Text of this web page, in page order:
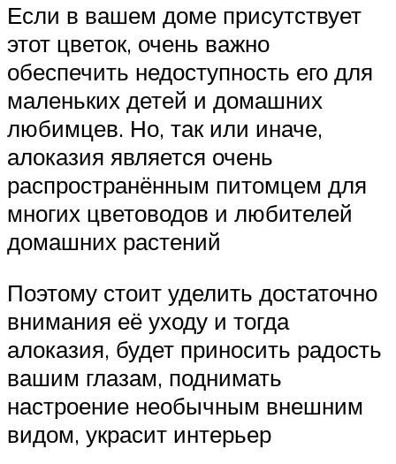
Если в вашем доме присутствует
этот цветок, очень важно
обеспечить недоступность его для
маленьких детей и домашних
любимцев. Но, так или иначе,
алоказия является очень
распространённым питомцем для
многих цветоводов и любителей
домашних растений
Поэтому стоит уделить достаточно
внимания её уходу и тогда
алоказия, будет приносить радость
вашим глазам, поднимать
настроение необычным внешним
видом, украсит интерьер